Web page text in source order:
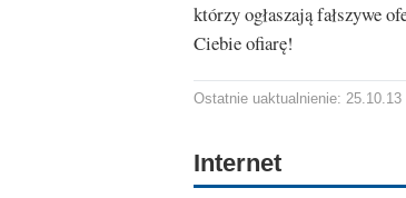
którzy ogłaszają fałszywe
Ciebie ofiarę!
Ostatnie uaktualnienie: 25.10.13
Internet